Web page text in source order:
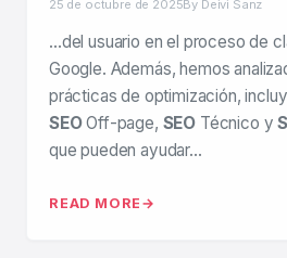
25 de octubre de 2025By Deivi Sanz
…del usuario en el proceso de
Google. Además, hemos
prácticas de optimización,
SEOOff-page, SEO Técnico y
que pueden ayudar…
READ MORE